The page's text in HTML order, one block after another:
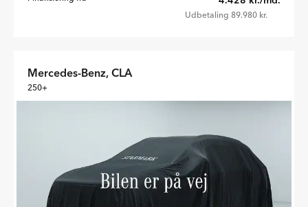
Udbetaling 89.980 kr.
Mercedes-Benz, CLA
250+